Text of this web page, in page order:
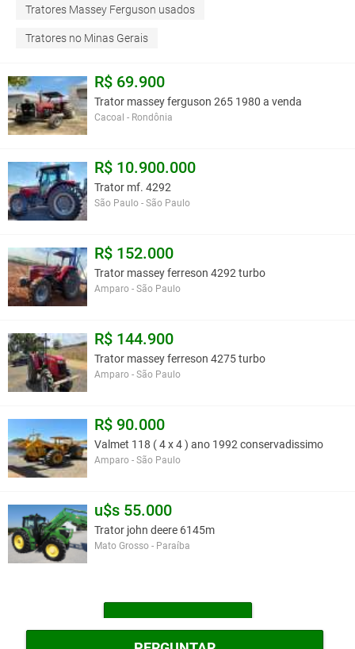
Tratores Massey Ferguson usados
Tratores no Minas Gerais
R$ 69.900
Trator massey ferguson 265 1980 a venda
Cacoal - Rondônia
R$ 10.900.000
Trator mf. 4292
São Paulo - São Paulo
R$ 152.000
Trator massey ferreson 4292 turbo
Amparo - São Paulo
R$ 144.900
Trator massey ferreson 4275 turbo
Amparo - São Paulo
R$ 90.000
Valmet 118 ( 4 x 4 ) ano 1992 conservadissimo
Amparo - São Paulo
u$s 55.000
Trator john deere 6145m
Mato Grosso - Paraíba